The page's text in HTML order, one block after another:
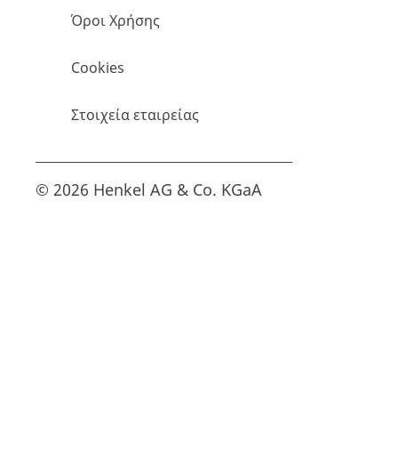
Όροι Χρήσης
Cookies
Στοιχεία εταιρείας
© 2026 Henkel AG & Co. KGaA